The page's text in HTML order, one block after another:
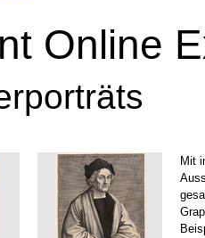
Online
Mit